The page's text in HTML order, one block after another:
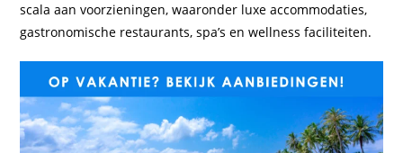
scala aan voorzieningen, waaronder luxe accommodaties,
gastronomische restaurants, spa’s en wellness faciliteiten.